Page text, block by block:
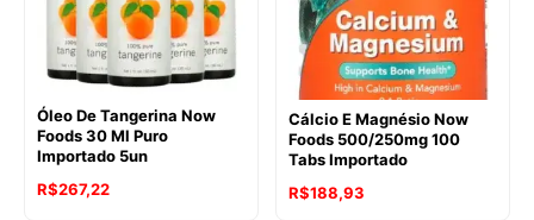
Óleo De Tangerina Now
Foods 30 Ml Puro
Importado 5un
R$267,22
Cálcio E Magnésio Now
Foods 500/250mg 100
Tabs Importado
R$188,93